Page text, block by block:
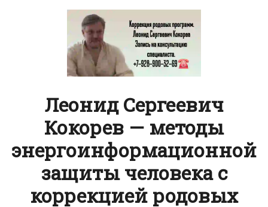
Леонид Сергеевич
Кокорев — методы
энергоинформационной
защиты человека с
коррекцией родовых